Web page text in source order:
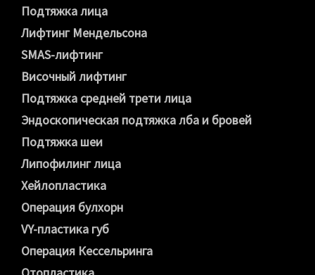
Подтяжка лица
Лифтинг Мендельсона
SMAS-лифтинг
Височный лифтинг
Подтяжка средней трети лица
Эндоскопическая подтяжка лба и бровей
Подтяжка шеи
Липофилинг лица
Хейлопластика
Операция булхорн
VY-пластика губ
Операция Кессельринга